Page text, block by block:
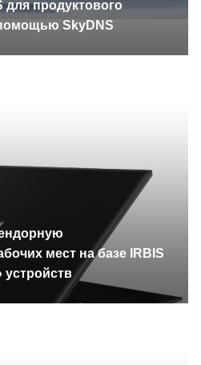
для продуктового
SkyDNS
мест на базе IRBIS
устройств